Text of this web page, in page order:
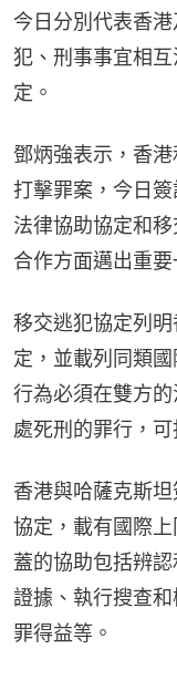
今日分別代表香
犯、刑事事宜相
定。
鄧炳強表示，香
打擊罪案，今日
法律協助協定和
合作方面邁出重要
移交逃犯協定列
定，並載列同類
行為必須在雙方
處死刑的罪行，可
香港與哈薩克斯
協定，載有國際
蓋的協助包括辨
證據、執行搜查
罪得益等。